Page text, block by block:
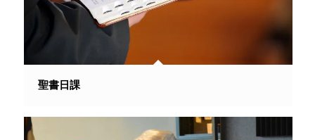
聖書日課